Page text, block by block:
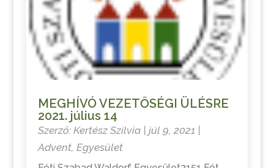
MEGHÍVÓ VEZETŐSÉGI ÜLÉSRE
2021. július 14
Szerző: Kertész Szilvia| júl 9, 2021
Advent, Egyesület